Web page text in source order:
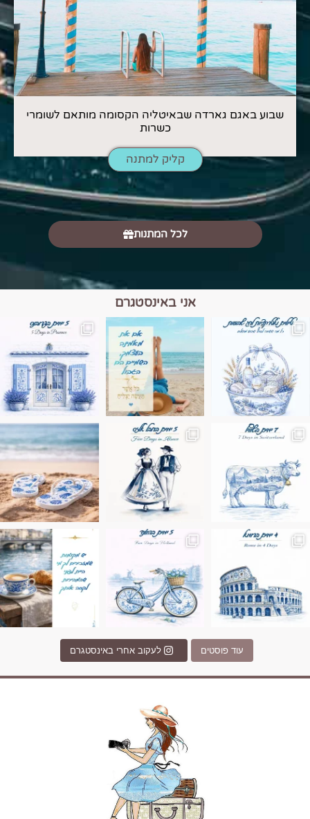
שבוע באגם גארדה שבאיטליה הקסומה מותאם לשומרי
כשרות
קליק למתנה
לכל המתנות
אני באינסטגרם
הם הגבול 💙🩵
בחבל אלזס צרפת
בחופשה שבו הכל נהיה פשוט יותר. החול, הי
Instagram post
Instagram post 17994326828955248
עוד פוסטים לעקוב אחרי באינסטגרם